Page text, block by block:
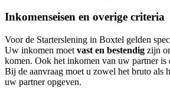
Inkomenseisen en overige criteria
Voor de Starterslening in Boxtel gelden
Uw inkomen moet vast en bestendig zijn
komen. Ook het inkomen van uw partner is
Bij de aanvraag moet u zowel het bruto als
uw partner opgeven.